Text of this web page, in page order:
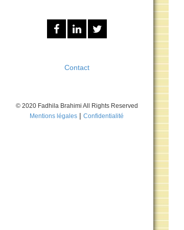
Contact
© 2020 Fadhila Brahimi All Rights Reserved
Mentions légales | Confidentialité